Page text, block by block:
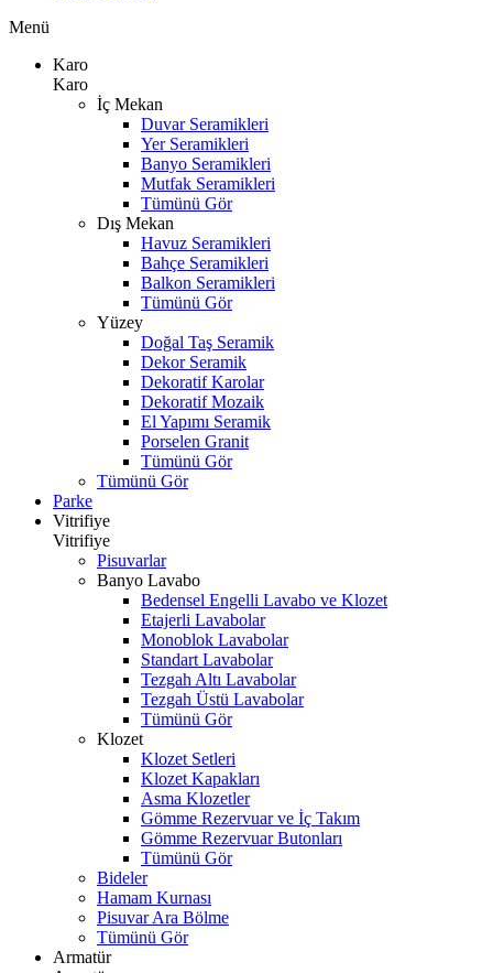
Menü
Karo
Karo
İç Mekan
Duvar Seramikleri
Yer Seramikleri
Banyo Seramikleri
Mutfak Seramikleri
Tümünü Gör
Dış Mekan
Havuz Seramikleri
Bahçe Seramikleri
Balkon Seramikleri
Tümünü Gör
Yüzey
Doğal Taş Seramik
Dekor Seramik
Dekoratif Karolar
Dekoratif Mozaik
El Yapımı Seramik
Porselen Granit
Tümünü Gör
Tümünü Gör
Parke
Vitrifiye
Vitrifiye
Pisuvarlar
Banyo Lavabo
Bedensel Engelli Lavabo ve Klozet
Etajerli Lavabolar
Monoblok Lavabolar
Standart Lavabolar
Tezgah Altı Lavabolar
Tezgah Üstü Lavabolar
Tümünü Gör
Klozet
Klozet Setleri
Klozet Kapakları
Asma Klozetler
Gömme Rezervuar ve İç Takım
Gömme Rezervuar Butonları
Tümünü Gör
Bideler
Hamam Kurnası
Pisuvar Ara Bölme
Tümünü Gör
Armatür